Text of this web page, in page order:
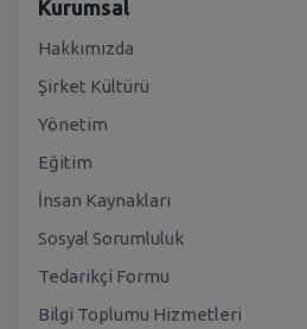
Kurumsal
Hakkımızda
Şirket Kültürü
Yönetim
Eğitim
İnsan Kaynakları
Sosyal Sorumluluk
Tedarikçi Formu
Bilgi Toplumu Hizmetleri